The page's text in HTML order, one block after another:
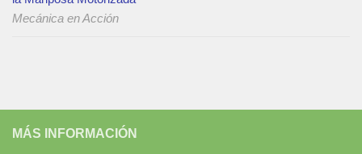
Mecánica en Acción
MÁS INFORMACIÓN